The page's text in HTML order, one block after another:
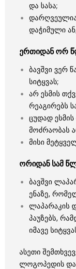
და სასა;
დარღვეულია
დაჭიმული
ერთიდან ორ
ბავშვი ვერ
სიტყვას;
არ ესმის
რეაგირებს
ცუდად
მოძრაობას
მისი
ორიდან სამ
ბავშვი
ენაზე,
ლაპარაკის
პაუზებს,
იმავე
ასეთი
ლოგოპედის